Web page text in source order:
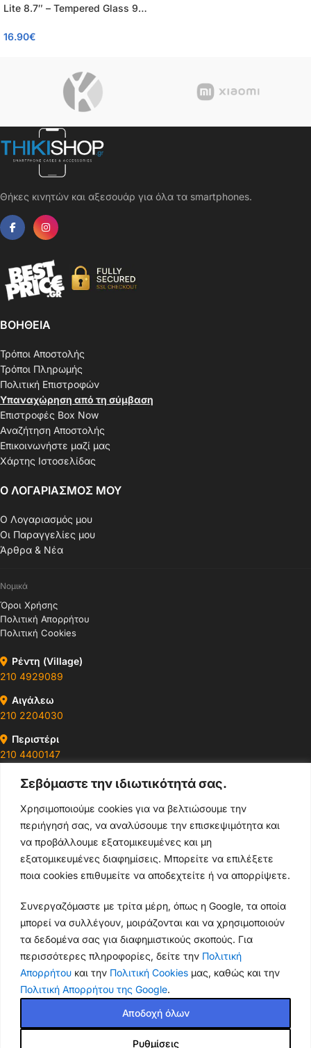
Σεβόμαστε την ιδιωτικότητά σας.
Χρησιμοποιούμε cookies για να βελτιώσουμε την
περιήγησή σας, να αναλύσουμε την επισκεψιμότητα και
να προβάλλουμε εξατομικευμένες και μη
εξατομικευμένες διαφημίσεις. Μπορείτε να επιλέξετε
ποια cookies επιθυμείτε να αποδεχτείτε ή να απορρίψετε.
Συνεργαζόμαστε με τρίτα μέρη, όπως η Google, τα οποία
μπορεί να συλλέγουν, μοιράζονται και να χρησιμοποιούν
τα δεδομένα σας για διαφημιστικούς σκοπούς. Για
περισσότερες πληροφορίες, δείτε την Πολιτική
Απορρήτου και την Πολιτική Cookies μας, καθώς και την
Πολιτική Απορρήτου της Google.
Ρυθμίσεις
Αποδοχή όλων
Lite 8.7″ – Tempered Glass 9H
16.90€
Θήκες κινητών και αξεσουάρ για όλα τα smartphones.
ΒΟΗΘΕΙΑ
Τρόποι Αποστολής
Τρόποι Πληρωμής
Πολιτική Επιστροφών
Υπαναχώρηση από τη σύμβαση
Επιστροφές Box Now
Αναζήτηση Αποστολής
Επικοινωνήστε μαζί μας
Χάρτης Ιστοσελίδας
Ο ΛΟΓΑΡΙΑΣΜΟΣ ΜΟΥ
Ο Λογαριασμός μου
Οι Παραγγελίες μου
Άρθρα & Νέα
Νομικά
Όροι Χρήσης
Πολιτική Απορρήτου
Πολιτική Cookies
Ρέντη (Village)
210 4929089
Αιγάλεω
210 2204030
Περιστέρι
210 4400147
Ωράρια & Διευθύνσεις →
210 4929089
Κεντρικό τηλέφωνο
info@thikishop.gr
Δευ - Σάβ: 10:00 - 21:00
ΔΩΡΕΑΝ ΑΠΟΣΤΟΛΗ
για παραγγελίες άνω των 35€
Copyright 2025 Powered by ThikiShop.
Θήκη Liquid Series Back Cover